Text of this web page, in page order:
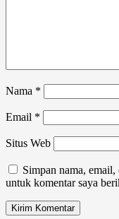
Nama *
Email *
Situs Web
Simpan nama,
untuk komentar saya